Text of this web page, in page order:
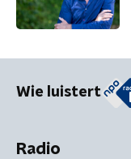
Wie luistert
Radio